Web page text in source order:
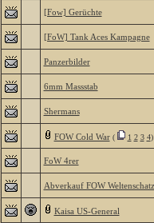
[Fow] Gerüchte
[FoW] Tank Aces Kampagne
Panzerbilder
6mm Massstab
Shermans
FOW Cold War( 1 2 3 4)
FoW 4rer
Abverkauf FOW Weltenschatz
Kaisa US-General